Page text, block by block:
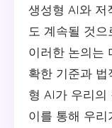
생성형 AI와 저
도 계속될 것
이러한 논의는
확한 기준과 법
형 AI가 우리의
이를 통해 우